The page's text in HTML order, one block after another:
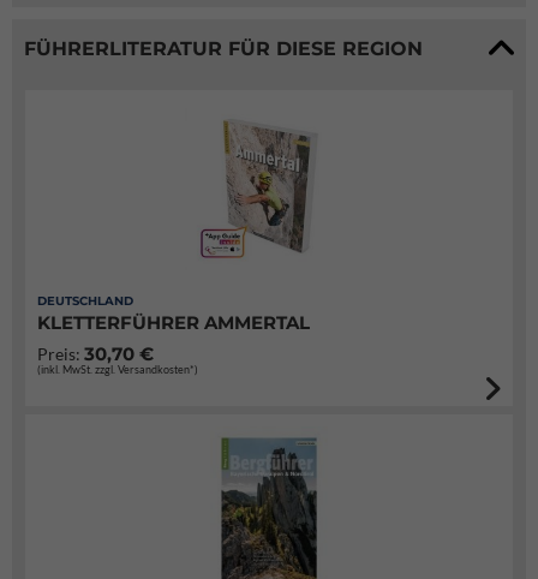
FÜHRERLITERATUR FÜR DIESE REGION
DEUTSCHLAND
KLETTERFÜHRER AMMERTAL
Preis: 30,70 €
(inkl. MwSt. zzgl. Versandkosten*)